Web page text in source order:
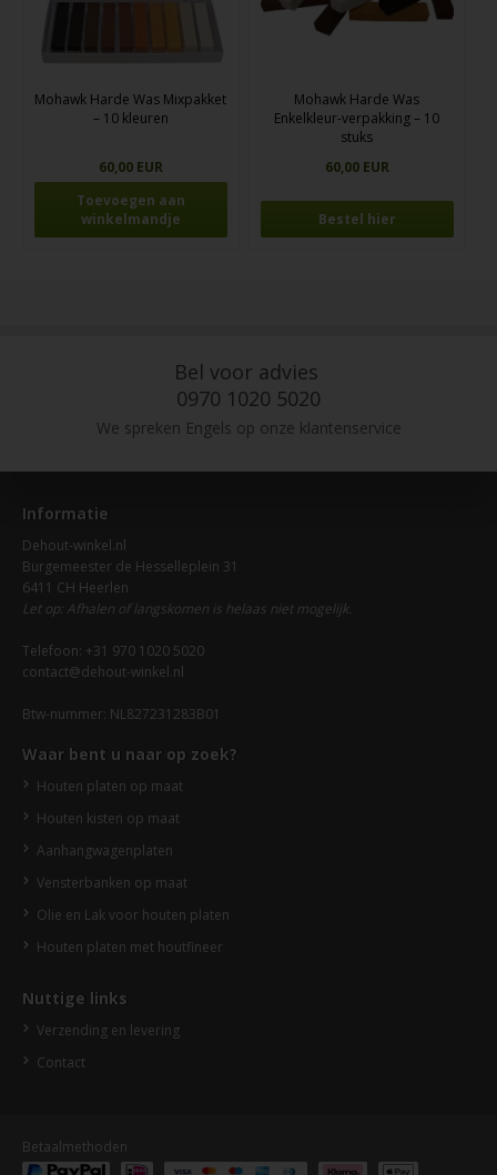
Mohawk Harde Was Mixpakket
– 10 kleuren
60,00 EUR
Mohawk Harde Was
Enkelkleur-verpakking – 10
stuks
60,00 EUR
Bestel hier
Bel voor advies
0970 1020 5020
We spreken Engels op onze klantenservice
Informatie
Dehout-winkel.nl
Burgemeester de Hesselleplein 31
6411 CH Heerlen
Let op: Afhalen of langskomen is helaas niet mogelijk.
Telefoon: +31 970 1020 5020
contact@dehout-winkel.nl
Btw-nummer: NL827231283B01
Waar bent u naar op zoek?
Houten platen op maat
Houten kisten op maat
Aanhangwagenplaten
Vensterbanken op maat
Olie en Lak voor houten platen
Houten platen met houtfineer
Nuttige links
Verzending en levering
Contact
Betaalmethoden